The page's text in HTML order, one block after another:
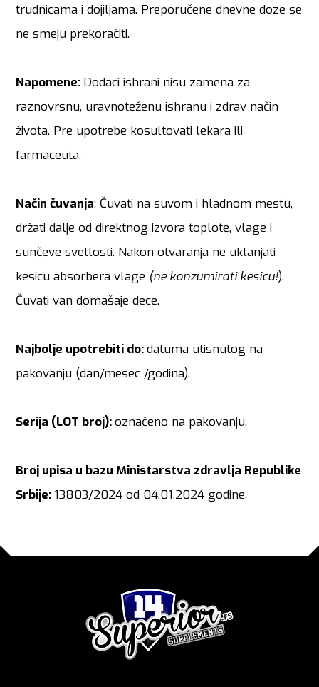
trudnicama i dojiljama. Preporučene dnevne doze se
ne smeju prekoračiti.
Napomene: Dodaci ishrani nisu zamena za
raznovrsnu, uravnoteženu ishranu i zdrav način
života. Pre upotrebe kosultovati lekara ili
farmaceuta.
Način čuvanja: Čuvati na suvom i hladnom mestu,
držati dalje od direktnog izvora toplote, vlage i
sunčeve svetlosti. Nakon otvaranja ne uklanjati
kesicu absorbera vlage (ne konzumirati kesicu!).
Čuvati van domašaje dece.
Najbolje upotrebiti do:datuma utisnutog na
pakovanju (dan/mesec /godina).
Serija (LOT broj):označeno na pakovanju.
Broj upisa u bazu Ministarstva zdravlja Republike
Srbije: 13803/2024 od 04.01.2024 godine.